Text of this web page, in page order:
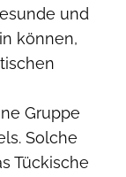
und
können,
Gruppe
Solche
Tückische